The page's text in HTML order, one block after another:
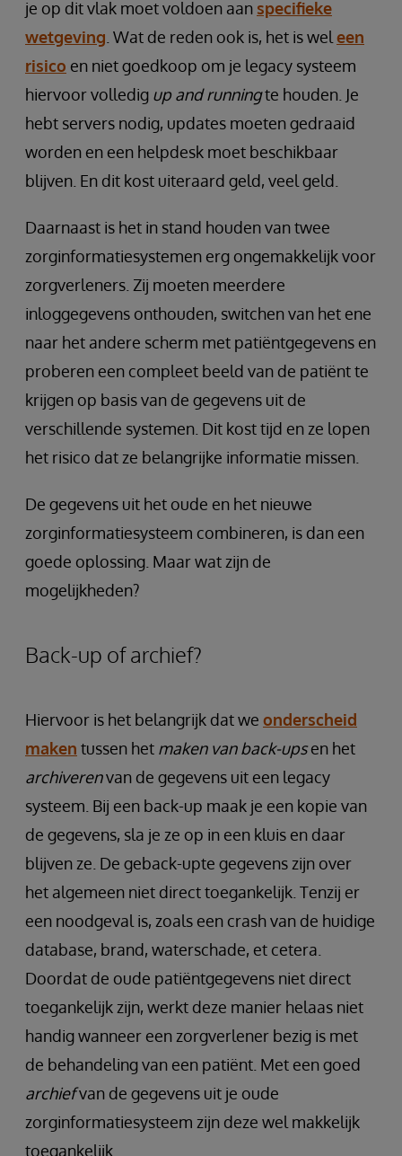
je op dit vlak moet voldoen aan specifieke
wetgeving . Wat de reden ook is, het is wel een
risico en niet goedkoop om je legacy systeem
hiervoor volledig up and runningte houden. Je
hebt servers nodig, updates moeten gedraaid
worden en een helpdesk moet beschikbaar
blijven. En dit kost uiteraard geld, veel geld.
Daarnaast is het in stand houden van twee
zorginformatiesystemen erg ongemakkelijk voor
zorgverleners. Zij moeten meerdere
inloggegevens onthouden, switchen van het ene
naar het andere scherm met patiëntgegevens en
proberen een compleet beeld van de patiënt te
krijgen op basis van de gegevens uit de
verschillende systemen. Dit kost tijd en ze lopen
het risico dat ze belangrijke informatie missen.
De gegevens uit het oude en het nieuwe
zorginformatiesysteem combineren, is dan een
goede oplossing. Maar wat zijn de
mogelijkheden?
Back-up of archief?
Hiervoor is het belangrijk dat we onderscheid
maken tussen het maken van back-upsen het
archiverenvan de gegevens uit een legacy
systeem. Bij een back-up maak je een kopie van
de gegevens, sla je ze op in een kluis en daar
blijven ze. De geback-upte gegevens zijn over
het algemeen niet direct toegankelijk. Tenzij er
een noodgeval is, zoals een crash van de huidige
database, brand, waterschade, et cetera.
Doordat de oude patiëntgegevens niet direct
toegankelijk zijn, werkt deze manier helaas niet
handig wanneer een zorgverlener bezig is met
de behandeling van een patiënt. Met een goed
archiefvan de gegevens uit je oude
zorginformatiesysteem zijn deze wel makkelijk
toegankelijk.